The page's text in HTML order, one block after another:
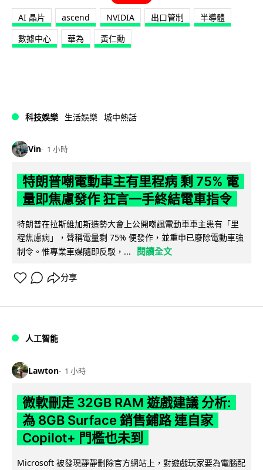
AI 晶片 ascend NVIDIA 出口管制
半導體
數據中心
華為 黃仁勳
科技娛樂 生活娛樂 城中熱話
Vin 1 小時
特朗普嘲電動車主有里程病 剩 75% 電
量即焦慮發作 狂言一手終結電車指令
特朗普在拉斯維加斯造勢大會上公開嘲諷電動車車主患有「里
程焦慮病」，聲稱電量剩 75% 便發作，並重申已廢除電動車強
制令。惟專業車媒隨即反駁，...
閱讀全文
分享
人工智能
Lawton 1 小時
微軟刪走 32GB RAM 遊戲建議 分析:
為 8GB Surface 銷售鋪路 連自家
Copilot+ 門檻也未到
Microsoft 被發現靜靜刪除官方網站上，對遊戲玩家要為電腦配